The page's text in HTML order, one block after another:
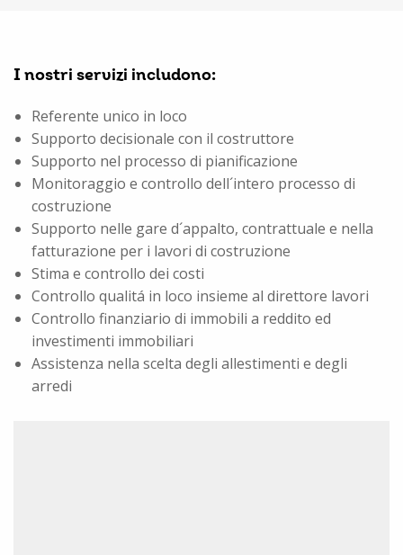
I nostri servizi includono:
Referente unico in loco
Supporto decisionale con il costruttore
Supporto nel processo di pianificazione
Monitoraggio e controllo dell´intero processo di
costruzione
Supporto nelle gare d´appalto, contrattuale e nella
fatturazione per i lavori di costruzione
Stima e controllo dei costi
Controllo qualitá in loco insieme al direttore lavori
Controllo finanziario di immobili a reddito ed
investimenti immobiliari
Assistenza nella scelta degli allestimenti e degli
arredi